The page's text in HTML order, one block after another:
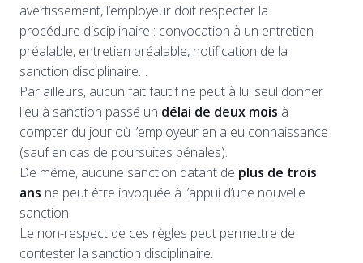
avertissement, l’employeur doit respecter la
procédure disciplinaire : convocation à un entretien
préalable, entretien préalable, notification de la
sanction disciplinaire…
Par ailleurs, aucun fait fautif ne peut à lui seul donner
lieu à sanction passé un délai de deux mois à
compter du jour où l’employeur en a eu connaissance
(sauf en cas de poursuites pénales).
De même, aucune sanction datant de plus de trois
ans ne peut être invoquée à l’appui d’une nouvelle
sanction.
Le non-respect de ces règles peut permettre de
contester la sanction disciplinaire.